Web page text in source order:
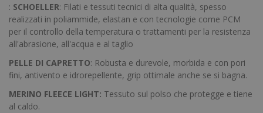
: SCHOELLER: Filati e tessuti tecnici di alta qualità, spesso
realizzati in poliammide, elastan e con tecnologie come PCM
per il controllo della temperatura o trattamenti per la resistenza
all'abrasione, all'acqua e al taglio
PELLE DI CAPRETTO: Robusta e durevole, morbida e con pori
fini, antivento e idrorepellente, grip ottimale anche se si bagna.
MERINO FLEECE LIGHT: Tessuto sul polso che protegge e tiene
al caldo.